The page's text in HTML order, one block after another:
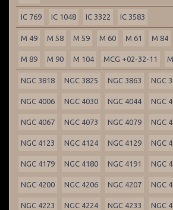
IC 769 IC 1048 IC 3322 IC 3583
M 49 M 58 M 59 M 60 M 61 M 84
M 89 M 90 M 104 MCG +02-32-11
NGC 3818 NGC 3825 NGC 3863 NGC
NGC 4006 NGC 4030 NGC 4044 NGC
NGC 4067 NGC 4073 NGC 4079 NGC
NGC 4123 NGC 4124 NGC 4129 NGC
NGC 4179 NGC 4180 NGC 4191 NGC
NGC 4200 NGC 4206 NGC 4207 NGC
NGC 4223 NGC 4224 NGC 4233 NGC